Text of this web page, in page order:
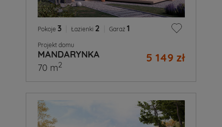
Pokoje 3 Łazienki 2 Garaż 1
Projekt domu
MANDARYNKA 5 149 zł
70 m2